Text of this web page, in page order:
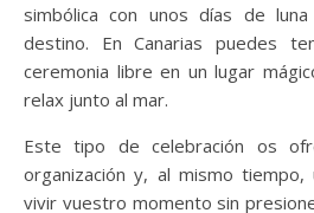
simbólica con unos días de
destino. En Canarias puedes
ceremonia libre en un lugar
relax junto al mar.
Este tipo de celebración os
organización y, al mismo
vivir vuestro momento sin